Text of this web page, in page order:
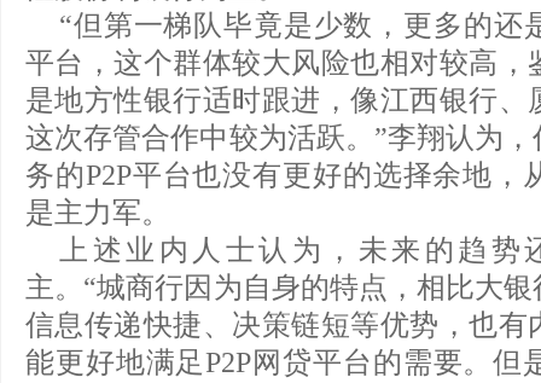
“但第一梯队毕竟是少数，更多的还
平台，这个群体较大风险也相对较高，
是地方性银行适时跟进，像江西银行
这次存管合作中较为活跃。”李翔认为
务的P2P平台也没有更好的选择余地，
是主力军。
上述业内人士认为，未来的趋
主。“城商行因为自身的特点，相比大
信息传递快捷、决策链短等优势，也有
能更好地满足P2P网贷平台的需要。但